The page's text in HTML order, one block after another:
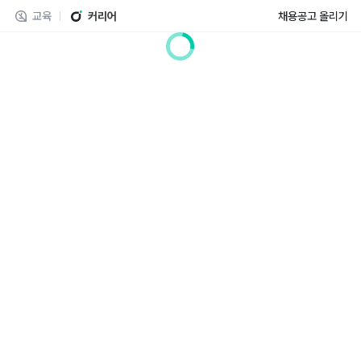
교육 커리어 채용공고 올리기